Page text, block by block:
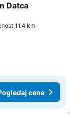
Datca
11.4 km
cene